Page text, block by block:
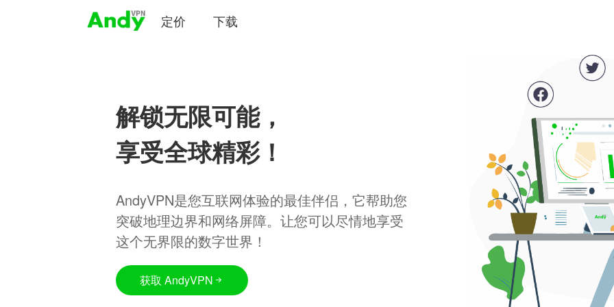
定价 下载
解锁无限可能，
享受全球精彩！
AndyVPN是您互联网体验的最佳伴侣，它帮助您
突破地理边界和网络屏障。让您可以尽情地享受
这个无界限的数字世界！
获取 AndyVPN